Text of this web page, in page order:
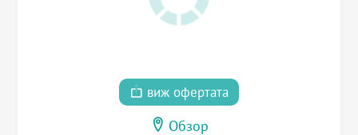
виж офертата
Обзор